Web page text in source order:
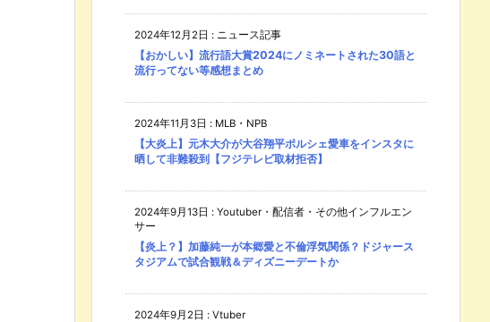
2024年12月2日 : ニュース記事
【おかしい】流行語大賞2024にノミネートされた30語と
流行ってない等感想まとめ
2024年11月3日 : MLB・NPB
【大炎上】元木大介が大谷翔平ポルシェ愛車をインスタに
晒して非難殺到【フジテレビ取材拒否】
2024年9月13日 : Youtuber・配信者・その他インフルエン
サー
【炎上？】加藤純一が本郷愛と不倫浮気関係？ドジャース
タジアムで試合観戦＆ディズニーデートか
2024年9月2日 : Vtuber